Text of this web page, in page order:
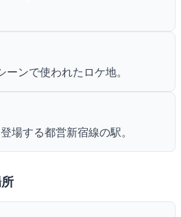
ーンで使われたロケ地。
場する都営新宿線の駅。